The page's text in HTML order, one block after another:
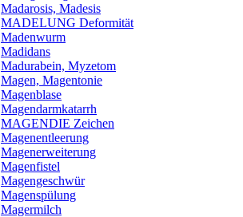
Madarosis, Madesis
MADELUNG Deformität
Madenwurm
Madidans
Madurabein, Myzetom
Magen, Magentonie
Magenblase
Magendarmkatarrh
MAGENDIE Zeichen
Magenentleerung
Magenerweiterung
Magenfistel
Magengeschwür
Magenspülung
Magermilch